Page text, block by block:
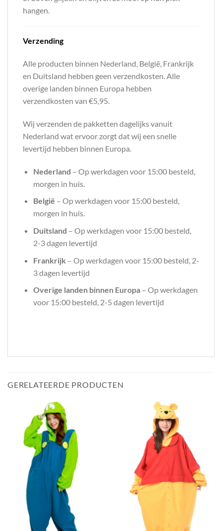
hangen.
Verzending
Alle producten binnen Nederland, België, Frankrijk
en Duitsland hebben geen verzendkosten. Alle
overige landen binnen Europa hebben
verzendkosten van €5,95.
Wij verzenden de pakketten dagelijks vanuit
Nederland wat ervoor zorgt dat wij een snelle
levertijd hebben binnen Europa.
Nederland – Op werkdagen voor 15:00 besteld,
morgen in huis.
België – Op werkdagen voor 15:00 besteld,
morgen in huis.
Duitsland – Op werkdagen voor 15:00 besteld,
2-3 dagen levertijd
Frankrijk – Op werkdagen voor 15:00 besteld, 2-
3 dagen levertijd
Overige landen binnen Europa– Op werkdagen
voor 15:00 besteld, 2-5 dagen levertijd
GERELATEERDE PRODUCTEN